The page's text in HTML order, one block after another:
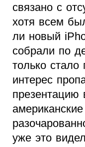
связано с
хотя всем
ли новый
собрали по
только стало
интерес
уже это